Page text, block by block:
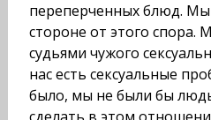
переперчен­ных блюд. Мы
стороне от этого спора.
судьями чужого
нас есть сексуальные
было, мы не были бы